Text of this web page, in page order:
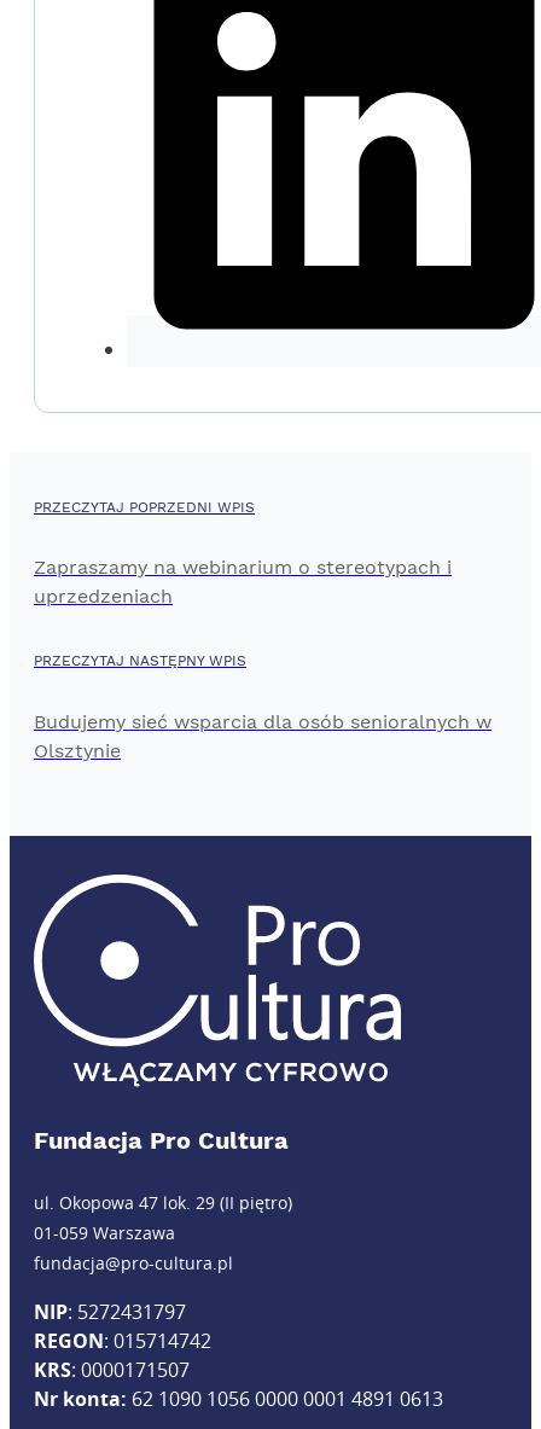
PRZECZYTAJ POPRZEDNI WPIS
Zapraszamy na webinarium o stereotypach i
uprzedzeniach
PRZECZYTAJ NASTĘPNY WPIS
Budujemy sieć wsparcia dla osób senioralnych w
Olsztynie
Fundacja Pro Cultura
ul. Okopowa 47 lok. 29 (II piętro)
01-059 Warszawa
fundacja@pro-cultura.pl
NIP: 5272431797
REGON: 015714742
KRS: 0000171507
Nr konta: 62 1090 1056 0000 0001 4891 0613